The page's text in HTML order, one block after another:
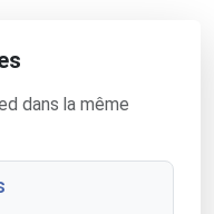
dans la même